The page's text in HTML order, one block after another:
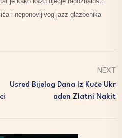
i neponovljivog jazz glazbenika
NEXT
Usred Bijelog Dana Iz Kuće Ukr
Aden Zlatni Nakit